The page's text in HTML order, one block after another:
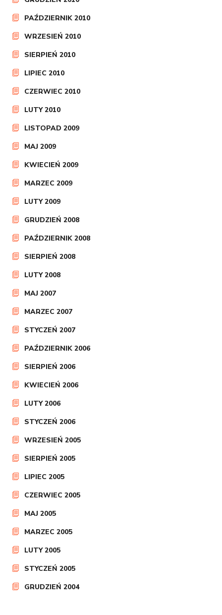
PAŹDZIERNIK 2010
WRZESIEŃ 2010
SIERPIEŃ 2010
LIPIEC 2010
CZERWIEC 2010
LUTY 2010
LISTOPAD 2009
MAJ 2009
KWIECIEŃ 2009
MARZEC 2009
LUTY 2009
GRUDZIEŃ 2008
PAŹDZIERNIK 2008
SIERPIEŃ 2008
LUTY 2008
MAJ 2007
MARZEC 2007
STYCZEŃ 2007
PAŹDZIERNIK 2006
SIERPIEŃ 2006
KWIECIEŃ 2006
LUTY 2006
STYCZEŃ 2006
WRZESIEŃ 2005
SIERPIEŃ 2005
LIPIEC 2005
CZERWIEC 2005
MAJ 2005
MARZEC 2005
LUTY 2005
STYCZEŃ 2005
GRUDZIEŃ 2004